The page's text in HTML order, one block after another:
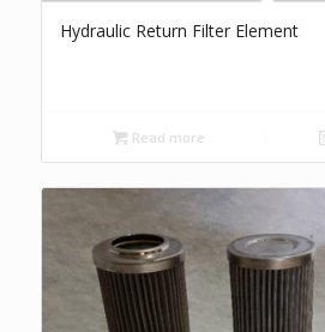
Hydraulic Return Filter Element
Read more